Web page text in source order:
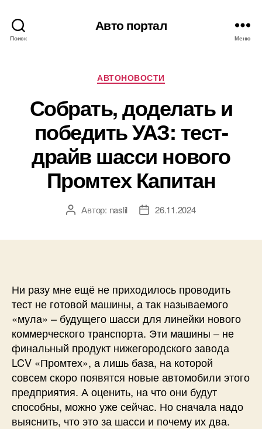
Поиск
Авто портал
Меню
Рубрики
АВТОНОВОСТИ
Собрать, доделать и
победить УАЗ: тест-
драйв шасси нового
Промтех Капитан
АвторАвтор: naslil
Дата26.11.2024
Ни разу мне ещё не приходилось проводить
тест не готовой машины, а так называемого
«мула» – будущего шасси для линейки нового
коммерческого транспорта. Эти машины – не
финальный продукт нижегородского завода
LCV «Промтех», а лишь база, на которой
совсем скоро появятся новые автомобили этого
предприятия. А оценить, на что они будут
способны, можно уже сейчас. Но сначала надо
выяснить, что это за шасси и почему их два.